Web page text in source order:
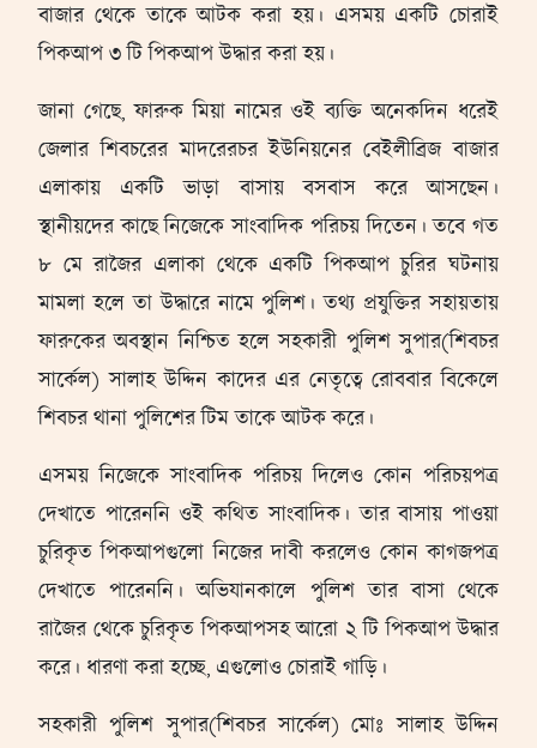
বাজার থেকে তাকে আটক করা হয়। এসময় একটি চোরাই
পিকআপ ৩ টি পিকআপ উদ্ধার করা হয়।
জানা গেছে, ফারুক মিয়া নামের ওই ব্যক্তি অনেকদিন ধরেই
জেলার শিবচরের মাদরেরচর ইউনিয়নের বেইলীব্রিজ বাজার
এলাকায় একটি ভাড়া বাসায় বসবাস করে আসছেন।
স্থানীয়দের কাছে নিজেকে সাংবাদিক পরিচয় দিতেন। তবে গত
৮ মে রাজৈর এলাকা থেকে একটি পিকআপ চুরির ঘটনায়
মামলা হলে তা উদ্ধারে নামে পুলিশ। তথ্য প্রযুক্তির সহায়তায়
ফারুকের অবস্থান নিশ্চিত হলে সহকারী পুলিশ সুপার(শিবচর
সার্কেল) সালাহ উদ্দিন কাদের এর নেতৃত্বে রোববার বিকেলে
শিবচর থানা পুলিশের টিম তাকে আটক করে।
এসময় নিজেকে সাংবাদিক পরিচয় দিলেও কোন পরিচয়পত্র
দেখাতে পারেননি ওই কথিত সাংবাদিক। তার বাসায় পাওয়া
চুরিকৃত পিকআপগুলো নিজের দাবী করলেও কোন কাগজপত্র
দেখাতে পারেননি। অভিযানকালে পুলিশ তার বাসা থেকে
রাজৈর থেকে চুরিকৃত পিকআপসহ আরো ২ টি পিকআপ উদ্ধার
করে। ধারণা করা হচ্ছে, এগুলোও চোরাই গাড়ি।
সহকারী পুলিশ সুপার(শিবচর সার্কেল) মোঃ সালাহ উদ্দিন